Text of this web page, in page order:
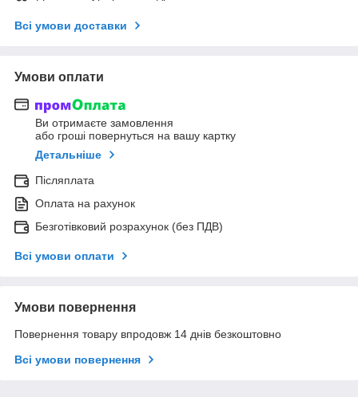
Всі умови доставки
Умови оплати
Ви отримаєте замовлення
або гроші повернуться на вашу картку
Детальніше
Післяплата
Оплата на рахунок
Безготівковий розрахунок (без ПДВ)
Всі умови оплати
Умови повернення
Повернення товару впродовж 14 днів безкоштовно
Всі умови повернення